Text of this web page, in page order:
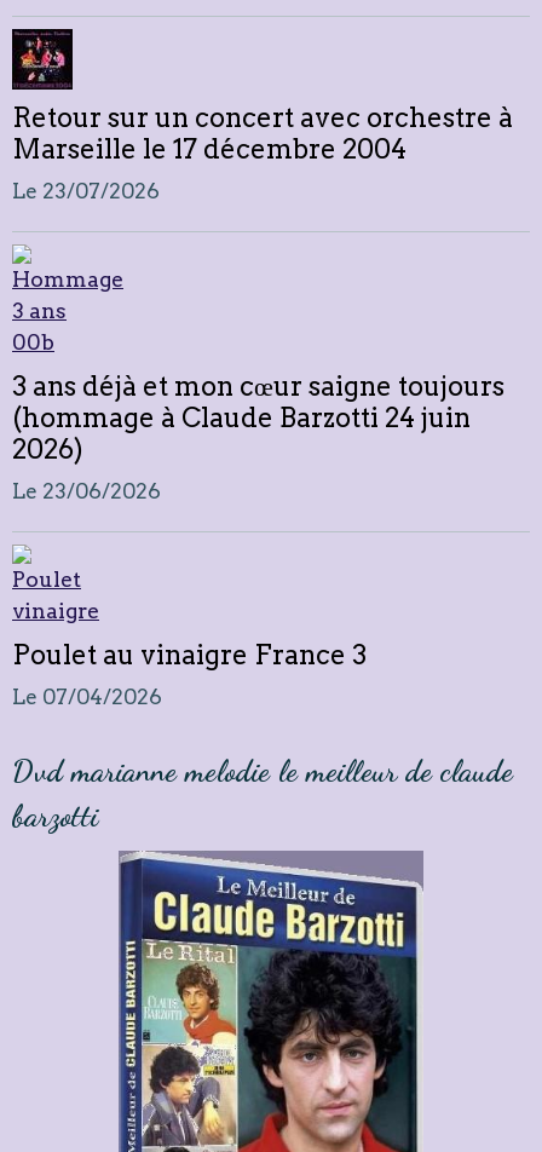
Retour sur un concert avec orchestre à
Marseille le 17 décembre 2004
Le 23/07/2026
3 ans déjà et mon cœur saigne toujours
(hommage à Claude Barzotti 24 juin
2026)
Le 23/06/2026
Poulet au vinaigre France 3
Le 07/04/2026
Dvd marianne melodie le meilleur de claude
barzotti